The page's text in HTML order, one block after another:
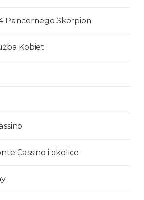
Pancernego Skorpion
Kobiet
Cassino i okolice